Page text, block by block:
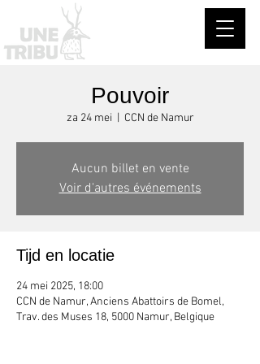
Pouvoir
za 24 mei CCN de Namur
Aucun billet en vente
Voir d'autres événements
Tijd en locatie
24 mei 2025, 18:00
CCN de Namur, Anciens Abattoirs de Bomel,
Trav. des Muses 18, 5000 Namur, Belgique